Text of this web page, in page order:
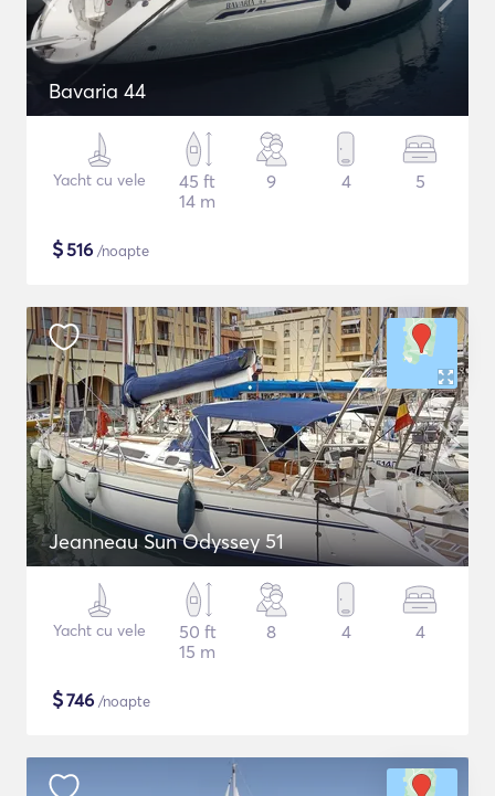
Bavaria 44
Yacht cu vele
45 ft
14 m
9 4 5
$516 /noapte
Jeanneau Sun Odyssey 51
Yacht cu vele
50 ft
15 m
8 4 4
$746 /noapte